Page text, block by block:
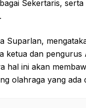
Sekertaris,
Suparlan,
ketua dan pengurus
hal ini akan
olahraga yang ada